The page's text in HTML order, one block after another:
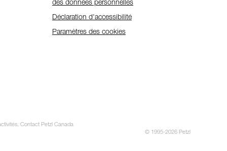
des données personnelles
Déclaration d'accessibilité
Paramètres des cookies
Contact Petzl Canada
© 1995-2026 Petzl